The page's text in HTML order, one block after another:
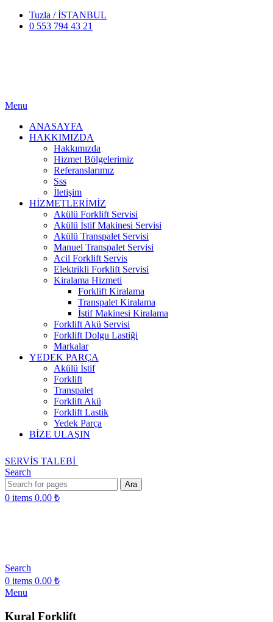
Tuzla / İSTANBUL
0 553 794 43 21
Menu
ANASAYFA
HAKKIMIZDA
Hakkımızda
Hizmet Bölgelerimiz
Referanslarımız
Sss
İletişim
HİZMETLERİMİZ
Akülü Forklift Servisi
Akülü İstif Makinesi Servisi
Akülü Transpalet Servisi
Manuel Transpalet Servisi
Acil Forklift Servis
Elektrikli Forklift Servisi
Kiralama Hizmeti
Forklift Kiralama
Transpalet Kiralama
İstif Makinesi Kiralama
Forklift Akü Servisi
Forklift Dolgu Lastiği
Markalar
YEDEK PARÇA
Akülü İstif
Forklift
Transpalet
Forklift Akü
Forklift Lastik
Yedek Parça
BİZE ULAŞIN
SERVİS TALEBİ
Search
Ara
0 items 0.00 ₺
Search
0 items 0.00 ₺
Menu
Kural Forklift